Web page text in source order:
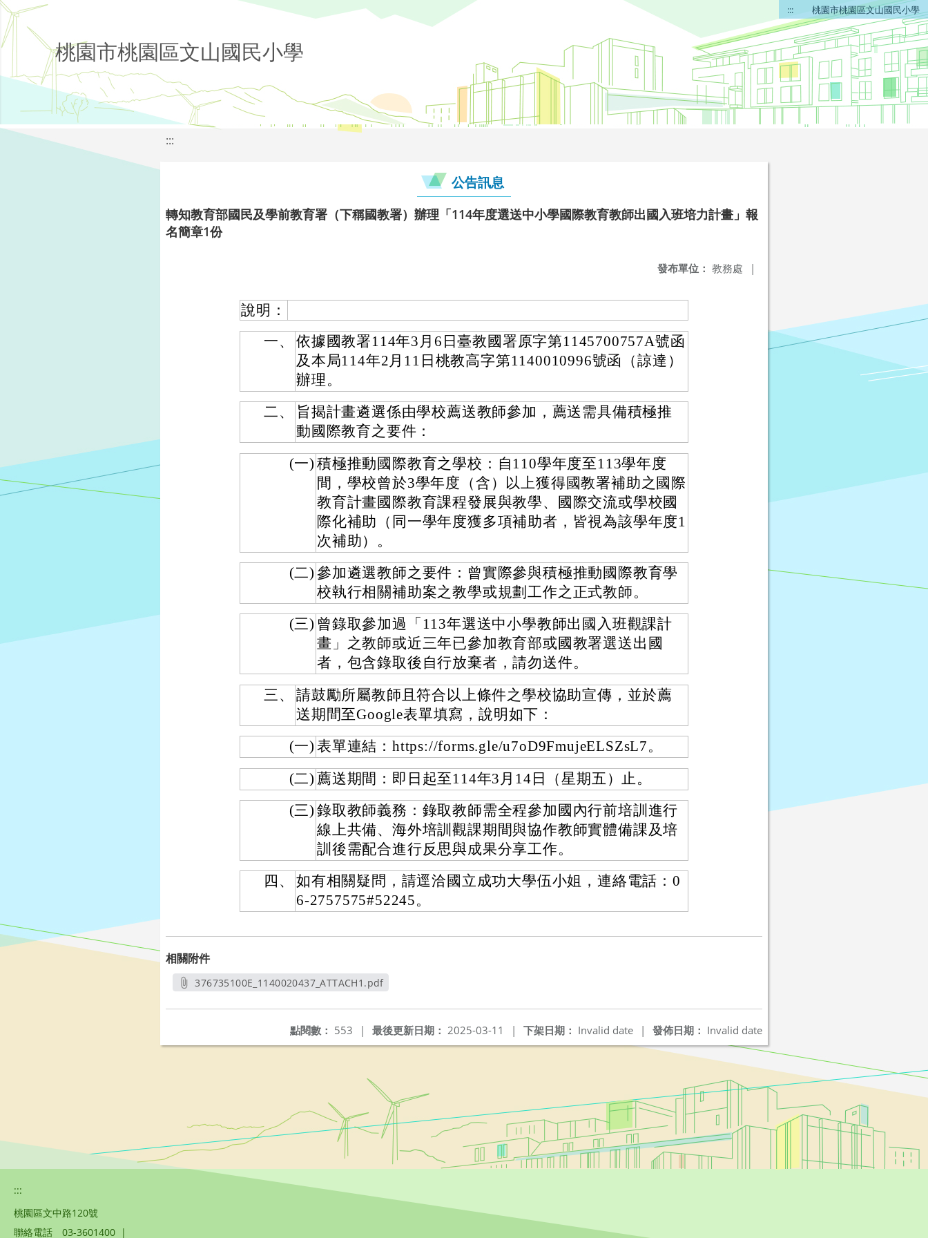
::: 桃園市桃園區文山國民小學
桃園市桃園區文山國民小學
:::
公告訊息
轉知教育部國民及學前教育署（下稱國教署）辦理「114年度選送中小學國際教育教師出國入班培力計畫」報
名簡章1份
發布單位： 教務處 |
說明：
一、
依據國教署114年3月6日臺教國署原字第1145700757A號函
及本局114年2月11日桃教高字第1140010996號函（諒達）
辦理。
二、
旨揭計畫遴選係由學校薦送教師參加，薦送需具備積極推
動國際教育之要件：
(一) 積極推動國際教育之學校：自110學年度至113學年度
間，學校曾於3學年度（含）以上獲得國教署補助之國際
教育計畫國際教育課程發展與教學、國際交流或學校國
際化補助（同一學年度獲多項補助者，皆視為該學年度1
次補助）。
(二) 參加遴選教師之要件：曾實際參與積極推動國際教育學
校執行相關補助案之教學或規劃工作之正式教師。
(三) 曾錄取參加過「113年選送中小學教師出國入班觀課計
畫」之教師或近三年已參加教育部或國教署選送出國
者，包含錄取後自行放棄者，請勿送件。
三、
請鼓勵所屬教師且符合以上條件之學校協助宣傳，並於薦
送期間至Google表單填寫，說明如下：
(一) 表單連結：https://forms.gle/u7oD9FmujeELSZsL7。
(二) 薦送期間：即日起至114年3月14日（星期五）止。
(三) 錄取教師義務：錄取教師需全程參加國內行前培訓進行
線上共備、海外培訓觀課期間與協作教師實體備課及培
訓後需配合進行反思與成果分享工作。
四、
如有相關疑問，請逕洽國立成功大學伍小姐，連絡電話：0
6-2757575#52245。
相關附件
376735100E_1140020437_ATTACH1.pdf
發佈日期： Invalid date
下架日期： Invalid date |
最後更新日期： 2025-03-11 |
點閱數： 553 |
:::
桃園區文中路120號
聯絡電話
03-3601400 |